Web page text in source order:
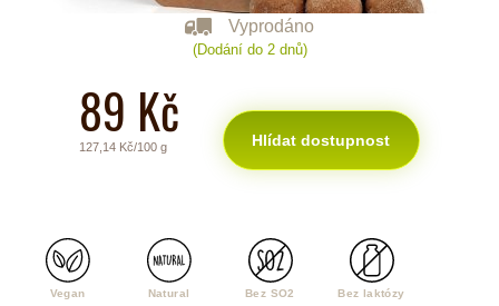
Vyprodáno
(Dodání do 2 dnů)
89 Kč
127,14 Kč/100 g Hlídat dostupnost
Vegan Natural Bez SO2 Bez laktózy